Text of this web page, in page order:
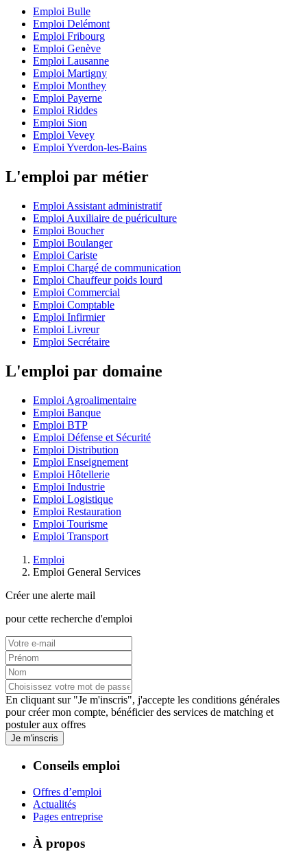
Emploi Bulle
Emploi Delémont
Emploi Fribourg
Emploi Genève
Emploi Lausanne
Emploi Martigny
Emploi Monthey
Emploi Payerne
Emploi Riddes
Emploi Sion
Emploi Vevey
Emploi Yverdon-les-Bains
L'emploi par métier
Emploi Assistant administratif
Emploi Auxiliaire de puériculture
Emploi Boucher
Emploi Boulanger
Emploi Cariste
Emploi Chargé de communication
Emploi Chauffeur poids lourd
Emploi Commercial
Emploi Comptable
Emploi Infirmier
Emploi Livreur
Emploi Secrétaire
L'emploi par domaine
Emploi Agroalimentaire
Emploi Banque
Emploi BTP
Emploi Défense et Sécurité
Emploi Distribution
Emploi Enseignement
Emploi Hôtellerie
Emploi Industrie
Emploi Logistique
Emploi Restauration
Emploi Tourisme
Emploi Transport
Emploi
Emploi General Services
Créer une alerte mail
pour cette recherche d'emploi
En cliquant sur "Je m'inscris", j'accepte les conditions générales
pour créer mon compte, bénéficier des services de matching et
postuler aux offres
Je m'inscris
Conseils emploi
Offres d’emploi
Actualités
Pages entreprise
À propos